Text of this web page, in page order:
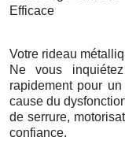
Efficace
Votre rideau
Ne vous
rapidement pour
cause du
de serrure,
confiance.